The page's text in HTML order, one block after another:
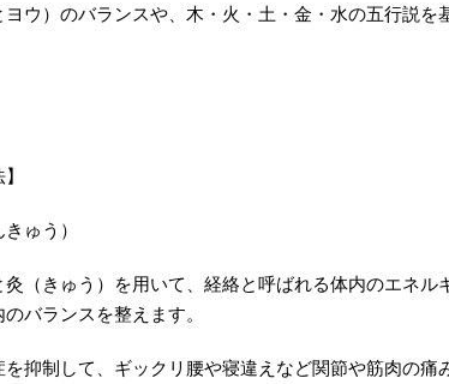
ウ）のバランスや、木・火・土・金・水の五行説を
ゅう）
灸（きゅう）を用いて、経絡と呼ばれる体内のエネ
バランスを整えます。
抑制して、ギックリ腰や寝違えなど関節や筋肉の痛